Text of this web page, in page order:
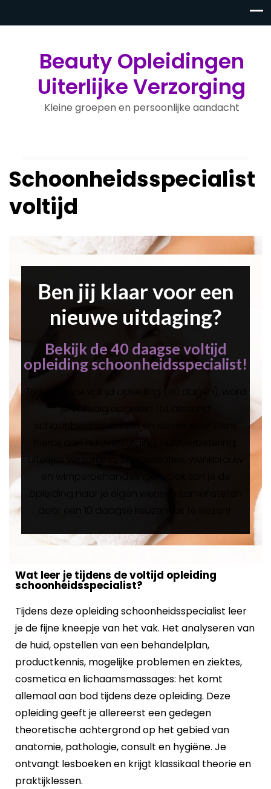
Beauty Opleidingen
Uiterlijke Verzorging
Kleine groepen en persoonlijke aandacht
Schoonheidsspecialist
voltijd
Ben jij klaar voor een
nieuwe uitdaging?
Bekijk de 40 daagse voltijd
opleiding schoonheidsspecialist!
Wat leer je tijdens de voltijd opleiding
schoonheidsspecialist?
Tijdens deze opleiding schoonheidsspecialist leer
je de fijne kneepje van het vak. Het analyseren van
de huid, opstellen van een behandelplan,
productkennis, mogelijke problemen en ziektes,
cosmetica en lichaamsmassages: het komt
allemaal aan bod tijdens deze opleiding. Deze
opleiding geeft je allereerst een gedegen
theoretische achtergrond op het gebied van
anatomie, pathologie, consult en hygiëne. Je
ontvangt lesboeken en krijgt klassikaal theorie en
praktijklessen.